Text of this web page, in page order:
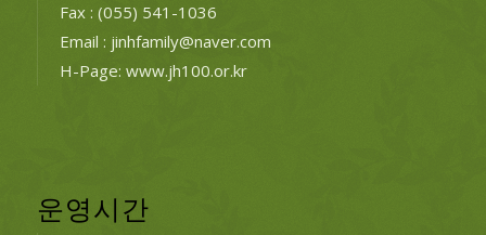
Fax : (055) 541-1036
Email : jinhfamily@naver.com
H-Page: www.jh100.or.kr
운영시간